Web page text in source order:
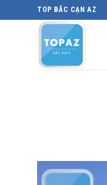
to
TOP BẮC CẠN AZ